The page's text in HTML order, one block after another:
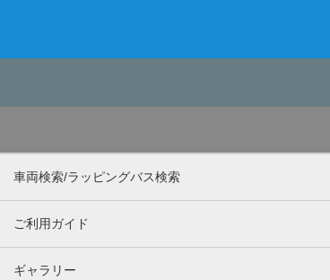
車両検索/ラッピングバス検索
ご利用ガイド
ギャラリー